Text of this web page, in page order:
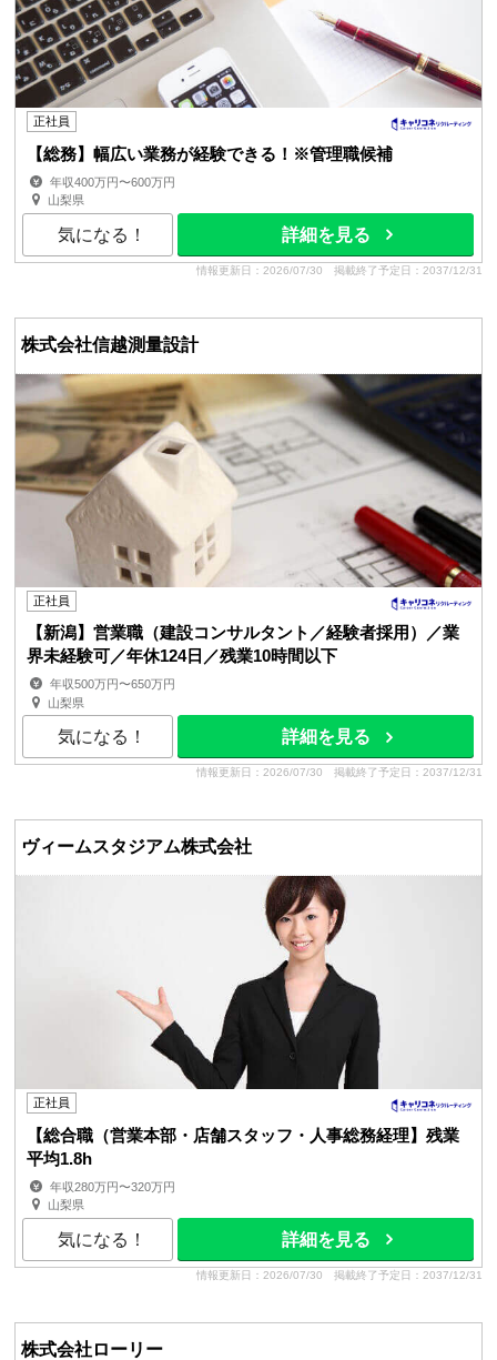
正社員
【総務】幅広い業務が経験できる！※管理職候補
年収400万円〜600万円
山梨県
気になる！ 詳細を見る
情報更新日：2026/07/30 掲載終了予定日：2037/12/31
株式会社信越測量設計
正社員
【新潟】営業職（建設コンサルタント／経験者採用）／業
界未経験可／年休124日／残業10時間以下
年収500万円〜650万円
山梨県
気になる！ 詳細を見る
情報更新日：2026/07/30 掲載終了予定日：2037/12/31
ヴィームスタジアム株式会社
正社員
【総合職（営業本部・店舗スタッフ・人事総務経理】残業
平均1.8h
年収280万円〜320万円
山梨県
気になる！ 詳細を見る
情報更新日：2026/07/30 掲載終了予定日：2037/12/31
株式会社ローリー